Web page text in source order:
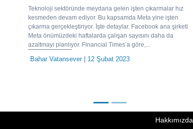
Teknoloji sektöründe meydana gelen işten çıkarmalar hız
kesmeden devam ediyor. Bu kapsamda Meta yine işten
çıkarma gerçekleştiriyor. İşte detaylar. Facebook ana şirketi
Meta önümüzdeki haftalarda çalışan sayısını daha da
azaltmayı planlıyor. Financial Times’a göre,...
Bahar Vatansever| 12 Şubat 2023
Hakkımızda